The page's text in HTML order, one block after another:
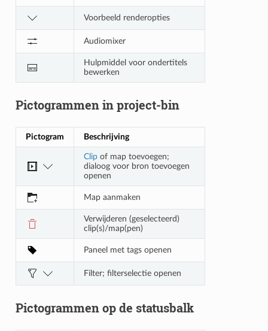
Voorbeeld renderopties
Audiomixer
Hulpmiddel voor ondertitels
bewerken
Pictogrammen in project-bin
Pictogram Beschrijving
Clipof map toevoegen;
dialoog voor bron toevoegen
openen
Map aanmaken
Verwijderen (geselecteerd)
clip(s)/map(pen)
Paneel met tags openen
Filter; filterselectie openen
Pictogrammen op de statusbalk